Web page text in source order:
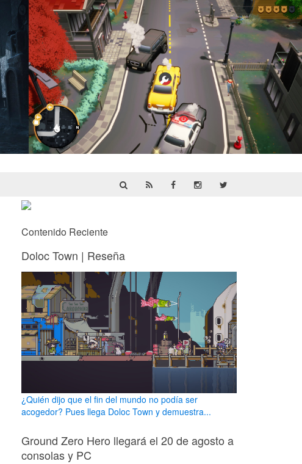
Contenido Reciente
Doloc Town | Reseña
¿Quién dijo que el fin del mundo no podía ser
acogedor? Pues llega Doloc Town y demuestra...
Ground Zero Hero llegará el 20 de agosto a
consolas y PC